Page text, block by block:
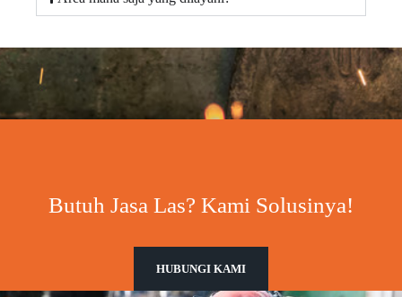
Butuh Jasa Las? Kami Solusinya!
HUBUNGI KAMI